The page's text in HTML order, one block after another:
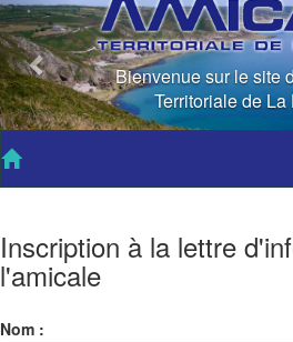
Bienvenue sur le site
Territoriale de La
Inscription à la lettre
l'amicale
Nom :